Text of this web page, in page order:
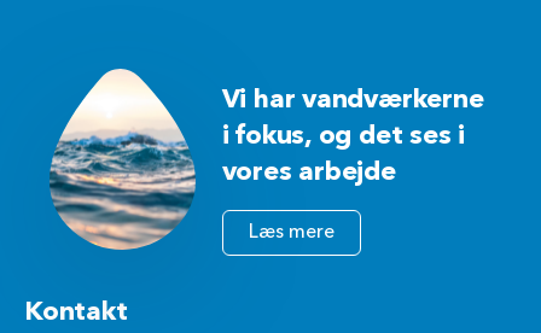
Vi har vandværkerne
i fokus, og det ses i
vores arbejde
Læs mere
Kontakt